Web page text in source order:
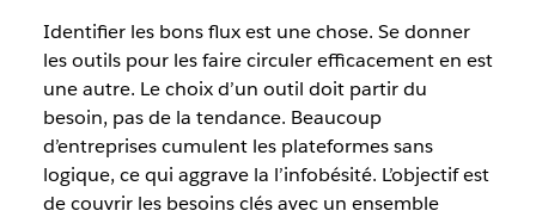
Identifier les bons flux est une chose. Se donner
les outils pour les faire circuler efficacement en est
une autre. Le choix d’un outil doit partir du
besoin, pas de la tendance. Beaucoup
d’entreprises cumulent les plateformes sans
logique, ce qui aggrave la l’infobésité. L’objectif est
de couvrir les besoins clés avec un ensemble